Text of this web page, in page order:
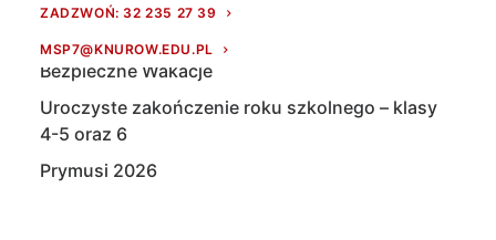
ZADZWOŃ: 32 235 27 39
MSP7@KNUROW.EDU.PL
Bezpieczne Wakacje
Uroczyste zakończenie roku szkolnego – klasy
4-5 oraz 6
Prymusi 2026